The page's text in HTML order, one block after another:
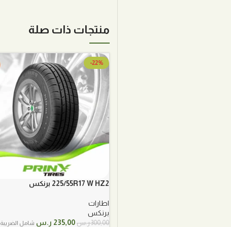
منتجات ذات صلة
-22%
225/55R17 W HZ2 برنكس
اطارات
برنكس
300,00ر.س السعر
235,00 ر.س السعر
شامل الضريبة